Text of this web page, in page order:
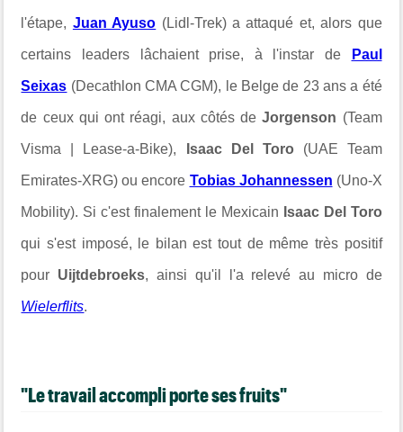
l'étape, Juan Ayuso (Lidl-Trek) a attaqué et, alors que
certains leaders lâchaient prise, à l'instar de Paul
Seixas (Decathlon CMA CGM), le Belge de 23 ans a été
de ceux qui ont réagi, aux côtés deJorgenson (Team
Visma | Lease-a-Bike), Isaac Del Toro (UAE Team
Emirates-XRG) ou encore Tobias Johannessen (Uno-X
Mobility). Si c'est finalement le Mexicain Isaac Del Toro
qui s'est imposé, le bilan est tout de même très positif
pour Uijtdebroeks, ainsi qu'il l'a relevé au micro de
Wielerflits.
"Le travail accompli porte ses fruits"